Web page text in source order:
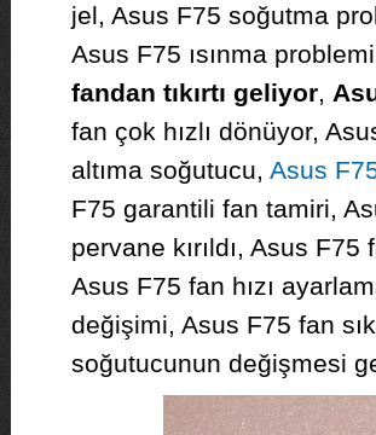
jel, Asus F75 soğutma
Asus F75 ısınma
fandan tıkırtı geliyor,
fan çok hızlı dönüyor,
altıma soğutucu, Asus
F75 garantili fan tamiri,
pervane kırıldı, Asus
Asus F75 fan hızı
değişimi, Asus F75 fan
soğutucunun değişmesi